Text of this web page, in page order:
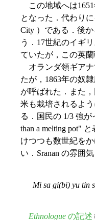
この地域へは1651
となった．代わり
City ）である．後
う．17世紀のイギ
ていたが，この英
オランダ領ギアナ
たが，1863年の奴
が呼ばれた．また
米も栽培されるよ
る．国民の 1/3 強
than a melting pot"
けつつも数世紀を
い．Sranan の雰囲
Mi sa gi(bi) yu tin
Ethnologue の記述